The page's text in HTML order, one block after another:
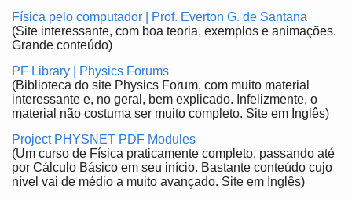
Física pelo computador | Prof. Everton G. de Santana
(Site interessante, com boa teoria, exemplos e animações.
Grande conteúdo)
PF Library | Physics Forums
(Biblioteca do site Physics Forum, com muito material
interessante e, no geral, bem explicado. Infelizmente, o
material não costuma ser muito completo. Site em Inglês)
Project PHYSNET PDF Modules
(Um curso de Física praticamente completo, passando até
por Cálculo Básico em seu início. Bastante conteúdo cujo
nível vai de médio a muito avançado. Site em Inglês)